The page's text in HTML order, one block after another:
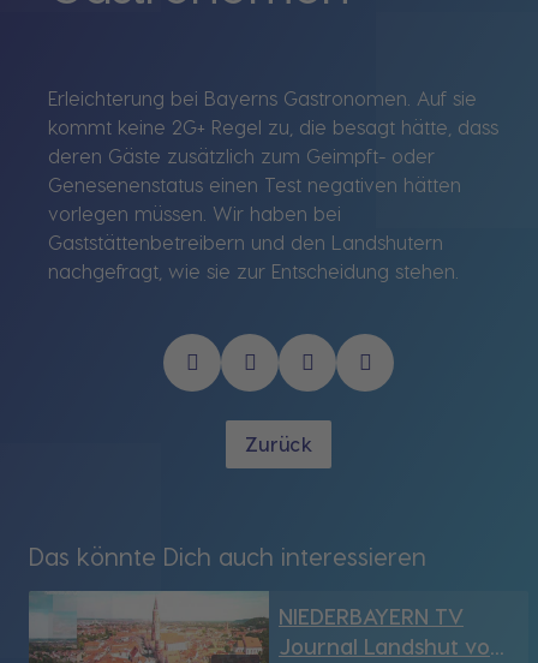
Erleichterung bei Bayerns Gastronomen. Auf sie
kommt keine 2G+ Regel zu, die besagt hätte, dass
deren Gäste zusätzlich zum Geimpft- oder
Genesenenstatus einen Test negativen hätten
vorlegen müssen. Wir haben bei
Gaststättenbetreibern und den Landshutern
nachgefragt, wie sie zur Entscheidung stehen.
Zurück
Das könnte Dich auch interessieren
NIEDERBAYERN TV
Journal Landshut vom